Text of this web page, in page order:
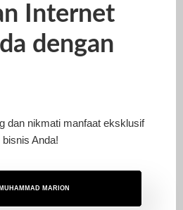
Internet
dengan
dan nikmati manfaat eksklusif
Anda!
MARION